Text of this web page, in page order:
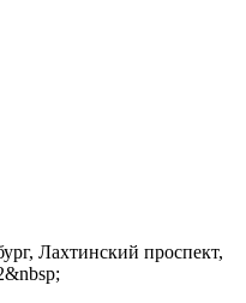
Лахтинский проспект,